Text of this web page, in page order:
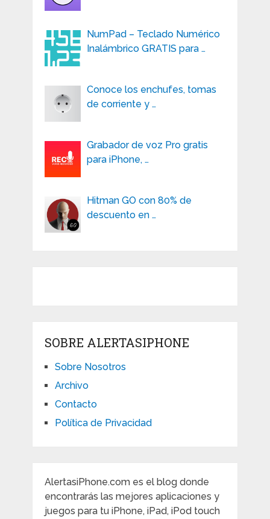
NumPad – Teclado Numérico
Inalámbrico GRATIS para …
Conoce los enchufes, tomas
de corriente y …
Grabador de voz Pro gratis
para iPhone, …
Hitman GO con 80% de
descuento en …
SOBRE ALERTASIPHONE
Sobre Nosotros
Archivo
Contacto
Política de Privacidad
AlertasiPhone.com es el blog donde
encontrarás las mejores aplicaciones y
juegos para tu iPhone, iPad, iPod touch